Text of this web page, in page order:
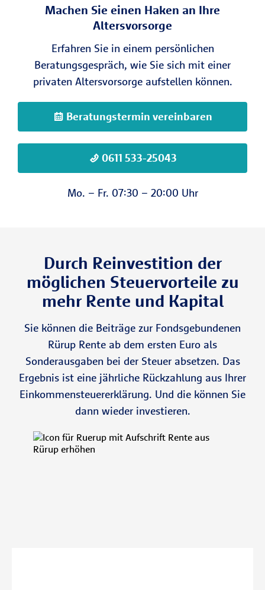
Machen Sie einen Haken an Ihre
Altersvorsorge
Erfahren Sie in einem persönlichen
Beratungsgespräch, wie Sie sich mit einer
privaten Altersvorsorge aufstellen können.
Beratungstermin vereinbaren
0611 533-25043
Mo. – Fr. 07:30 – 20:00 Uhr
Durch Reinvestition der
möglichen Steuervorteile zu
mehr Rente und Kapital
Sie können die Beiträge zur Fondsgebundenen
Rürup Rente ab dem ersten Euro als
Sonderausgaben bei der Steuer absetzen. Das
Ergebnis ist eine jährliche Rückzahlung aus Ihrer
Einkommensteuererklärung. Und die können Sie
dann wieder investieren.